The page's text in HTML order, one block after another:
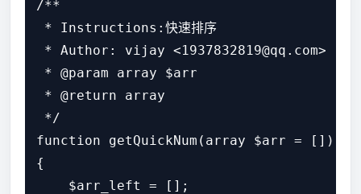
/**
* Instructions:快速排序
* Author: vijay <1937832819@qq.com>
* @param array $arr
* @return array
*/
function getQuickNum(array $arr = []):
{
    $arr_left = [];